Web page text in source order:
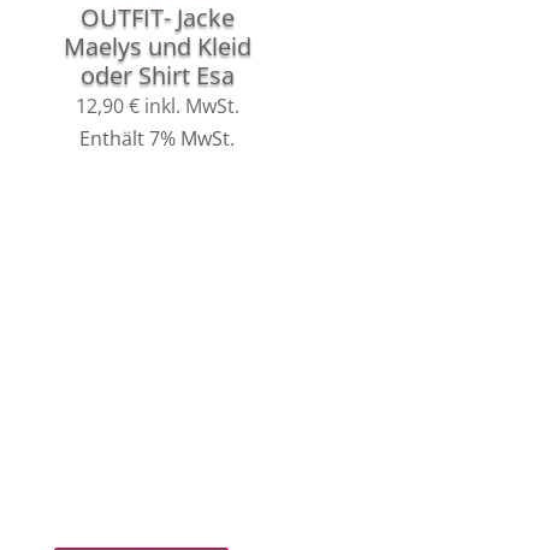
OUTFIT- Jacke
Maelys und Kleid
oder Shirt Esa
12,90€ inkl. MwSt.
Enthält 7% MwSt.